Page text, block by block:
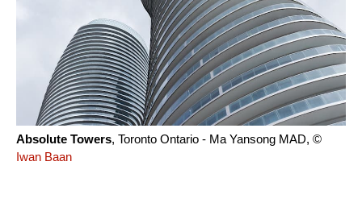
Absolute Towers, Toronto Ontario - Ma Yansong MAD, ©
Iwan Baan